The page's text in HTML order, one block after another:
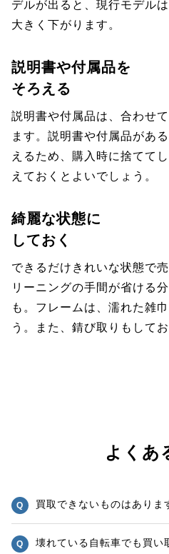
デルが出ると、現行モデル
大きく下がります。
説明書や付属品を
そろえる
説明書や付属品は、合わせ
ます。説明書や付属品があ
えるため、購入時に捨てて
えておくとよいでしょう。
綺麗な状態に
しておく
できるだけきれいな状態で
リーニングの手間が省ける
も。フレームは、濡れた雑
う。また、錆び取りもして
よくあ
買取できないものはありま
壊れている自転車でも買い